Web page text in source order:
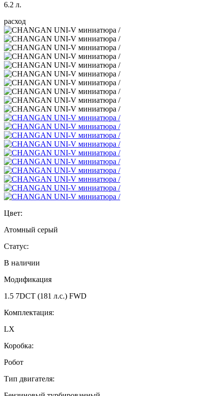
6.2 л.
расход
Цвет:
Атомный серый
Статус:
В наличии
Модификация
1.5 7DCT (181 л.с.) FWD
Комплектация:
LX
Коробка:
Робот
Тип двигателя: